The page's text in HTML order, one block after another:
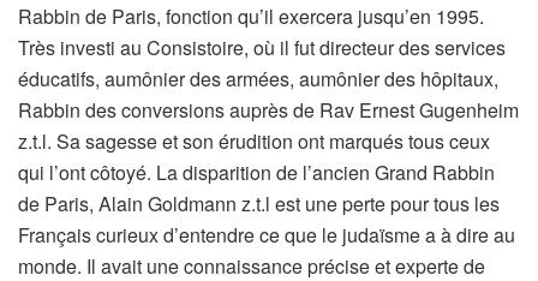
Rabbin de Paris, fonction qu’il exercera jusqu’en 1995.
Très investi au Consistoire, où il fut directeur des services
éducatifs, aumônier des armées, aumônier des hôpitaux,
Rabbin des conversions auprès de Rav Ernest Gugenheim
z.t.l. Sa sagesse et son érudition ont marqués tous ceux
qui l’ont côtoyé. La disparition de l’ancien Grand Rabbin
de Paris, Alain Goldmann z.t.l est une perte pour tous les
Français curieux d’entendre ce que le judaïsme a à dire au
monde. Il avait une connaissance précise et experte de